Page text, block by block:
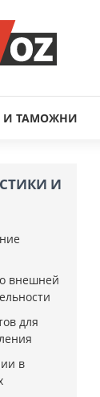
И ТАМОЖНИ
И
внешней
для
в